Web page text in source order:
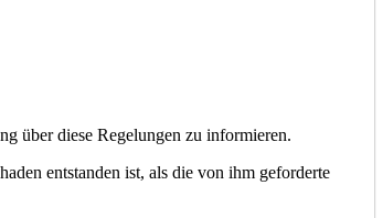
über diese Regelungen zu informieren.
entstanden ist, als die von ihm geforderte